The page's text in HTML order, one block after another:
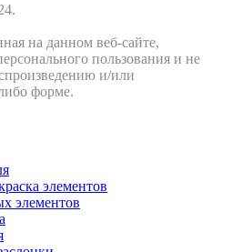
на данном веб-сайте,
пользования и не
и/или
форме.
элементов
элементов